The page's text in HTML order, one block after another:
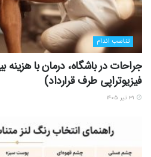
تناسب اندام
جراحات در باشگاه، درمان با هزینه
فیزیوتراپی طرف قرارداد)